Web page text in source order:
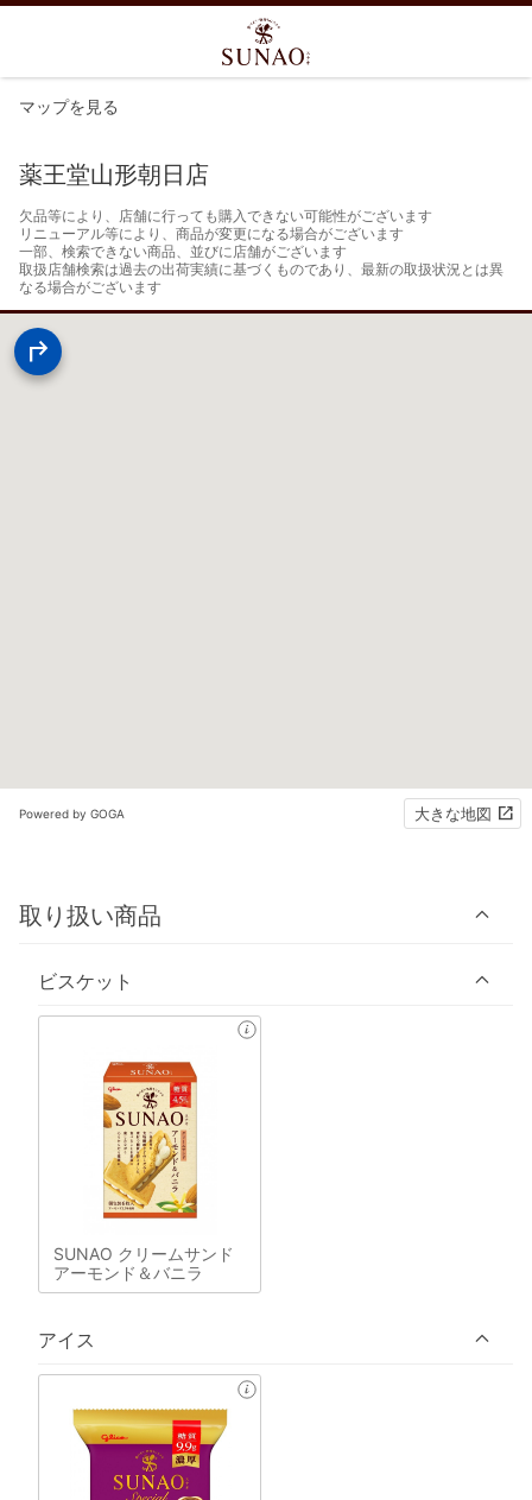
マップを見る
薬王堂山形朝日店
欠品等により、店舗に行っても購入できない可能性がございます
リニューアル等により、商品が変更になる場合がございます
一部、検索できない商品、並びに店舗がございます
取扱店舗検索は過去の出荷実績に基づくものであり、最新の取扱状況とは異
なる場合がございます
Powered by GOGA 大きな地図
取り扱い商品
ビスケット
SUNAO クリームサンド
アーモンド＆バニラ
アイス